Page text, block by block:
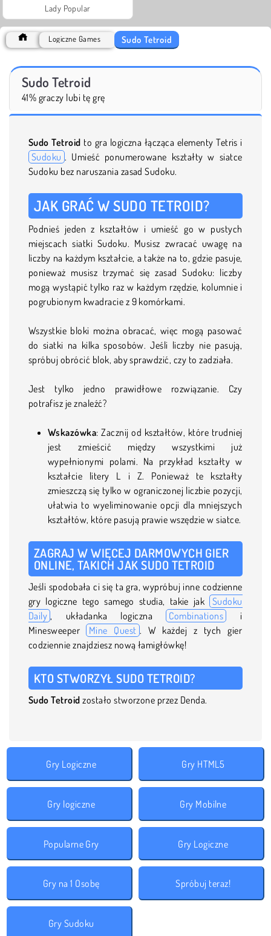
Lady Popular
Logiczne Games Sudo Tetroid
Sudo Tetroid
41% graczy lubi tę grę
Sudo Tetroid to gra logiczna łącząca elementy Tetris i
Sudoku . Umieść ponumerowane kształty w siatce
Sudoku bez naruszania zasad Sudoku.
JAK GRAĆ W SUDO TETROID?
Podnieś jeden z kształtów i umieść go w pustych
miejscach siatki Sudoku. Musisz zwracać uwagę na
liczby na każdym kształcie, a także na to, gdzie pasuje,
ponieważ musisz trzymać się zasad Sudoku: liczby
mogą wystąpić tylko raz w każdym rzędzie, kolumnie i
pogrubionym kwadracie z 9 komórkami.
Wszystkie bloki można obracać, więc mogą pasować
do siatki na kilka sposobów. Jeśli liczby nie pasują,
spróbuj obrócić blok, aby sprawdzić, czy to zadziała.
Jest tylko jedno prawidłowe rozwiązanie. Czy
potrafisz je znaleźć?
Wskazówka: Zacznij od kształtów, które trudniej
jest zmieścić między wszystkimi już
wypełnionymi polami. Na przykład kształty w
kształcie litery L i Z. Ponieważ te kształty
zmieszczą się tylko w ograniczonej liczbie pozycji,
ułatwia to wyeliminowanie opcji dla mniejszych
kształtów, które pasują prawie wszędzie w siatce.
ZAGRAJ W WIĘCEJ DARMOWYCH GIER
ONLINE, TAKICH JAK SUDO TETROID
Jeśli spodobała ci się ta gra, wypróbuj inne codzienne
gry logiczne tego samego studia, takie jak
Sudoku
Daily , układanka logiczna Combinations
i
Minesweeper
Mine Quest . W każdej z tych gier
codziennie znajdziesz nową łamigłówkę!
KTO STWORZYŁ SUDO TETROID?
Sudo Tetroid zostało stworzone przez Denda.
Gry Logiczne Gry HTML5
Gry logiczne Gry Mobilne
Popularne Gry Gry Logiczne
Gry na 1 Osobę Spróbuj teraz!
Gry Sudoku